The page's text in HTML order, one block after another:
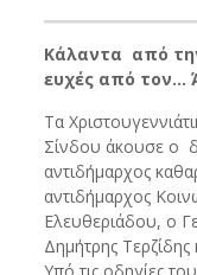
Κάλαντα από
ευχές από τον…
Τα
Σίνδου άκουσε ο
αντιδήμαρχος
αντιδήμαρχος
Ελευθεριάδου, ο
Δημήτρης